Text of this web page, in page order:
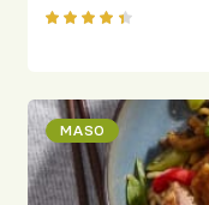
brusinkovým
MASO